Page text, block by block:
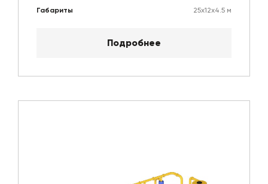
Габариты
25х12х4.5 м
Подробнее